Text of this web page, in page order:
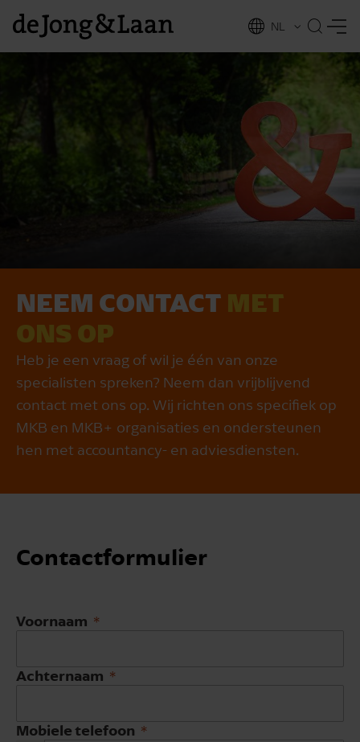
EN
NL
NEEM CONTACT MET
ONS OP
Heb je een vraag of wil je één van onze
specialisten spreken? Neem dan vrijblijvend
contact met ons op. Wij richten ons specifiek op
MKB en MKB+ organisaties en ondersteunen
hen met accountancy- en adviesdiensten.
Contact­formulier
Voornaam
Achternaam
Mobiele telefoon